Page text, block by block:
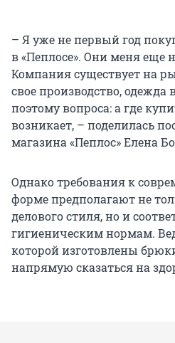
– Я уже не первый год
в «Пеплосе». Они меня еще
Компания существует на
свое производство, одежда
поэтому вопроса: а где
возникает, – поделилась
магазина «Пеплос» Елена
Однако требования к
форме предполагают не
делового стиля, но и
гигиеническим нормам.
которой изготовлены
напрямую сказаться на